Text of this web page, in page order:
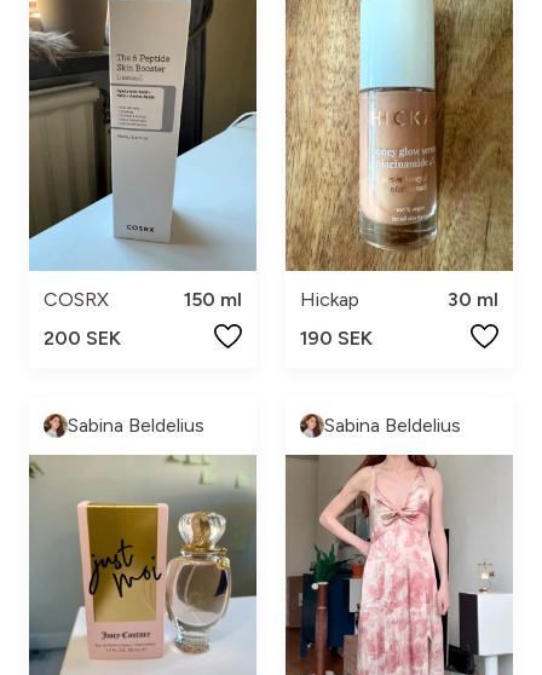
COSRX
150 ml
200 SEK
Hickap
30 ml
190 SEK
Sabina Beldelius Sabina Beldelius